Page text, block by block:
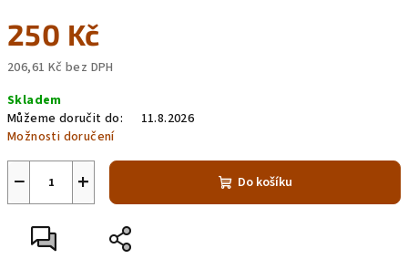
250 Kč
206,61 Kč bez DPH
cena:
Skladem
Můžeme doručit do:
11.8.2026
Možnosti doručení
+
− Do košíku